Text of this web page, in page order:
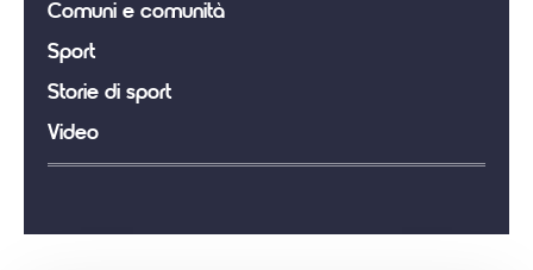
Comuni e comunità
Sport
Storie di sport
Video